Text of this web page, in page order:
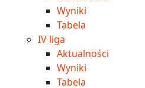
Wyniki
Tabela
IV liga
Aktualności
Wyniki
Tabela